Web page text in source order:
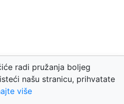
nas
radi pružanja boljeg
našu stranicu, prihvatate
više